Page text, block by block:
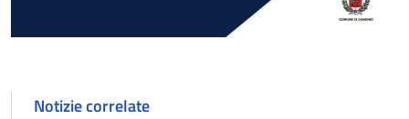
Notizie correlate